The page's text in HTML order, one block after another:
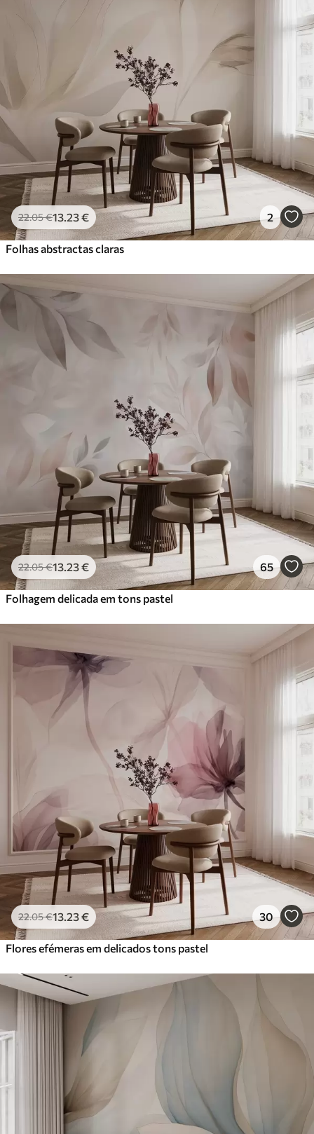
22.05€13 .23€ 2
Folhas abstractas claras
22.05€13 .23€ 65
Folhagem delicada em tons pastel
22.05€13 .23€ 30
Flores efémeras em delicados tons pastel